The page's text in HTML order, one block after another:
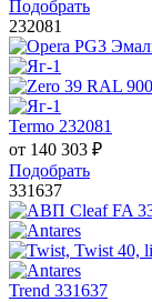
Подобрать
232081
Termo 232081
от 140 303 ₽
Подобрать
331637
Trend 331637